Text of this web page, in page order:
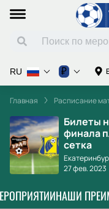
RU ₽
Главная Расписание
Билеты
финала
сетка
27 фев. 2023
НАШИ